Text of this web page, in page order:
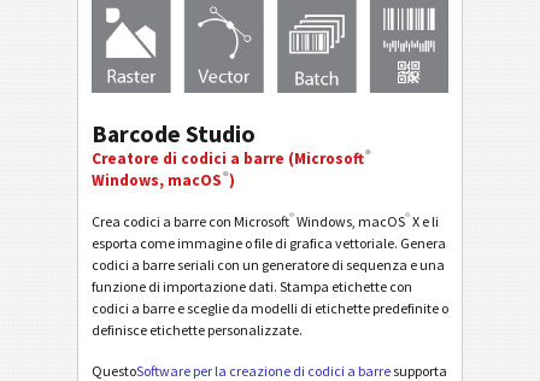
Barcode Studio
Creatore di codici a barre (Microsoft®
Windows, macOS®)
Crea codici a barre con Microsoft®Windows, macOS®X e li
esporta come immagine o file di grafica vettoriale. Genera
codici a barre seriali con un generatore di sequenza e una
funzione di importazione dati. Stampa etichette con
codici a barre e sceglie da modelli di etichette predefinite o
definisce etichette personalizzate.
QuestoSoftware per la creazione di codici a barre supporta